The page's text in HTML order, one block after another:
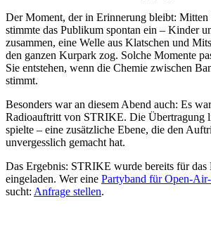
Der Moment, der in Erinnerung bleibt: Mitten
stimmte das Publikum spontan ein – Kinder
zusammen, eine Welle aus Klatschen und
den ganzen Kurpark zog. Solche Momente
Sie entstehen, wenn die Chemie zwischen
stimmt.
Besonders war an diesem Abend auch: Es
Radioauftritt von STRIKE. Die Übertragung
spielte – eine zusätzliche Ebene, die den
unvergesslich gemacht hat.
Das Ergebnis: STRIKE wurde bereits für das
eingeladen. Wer eine Partyband für Open-
sucht: Anfrage stellen.